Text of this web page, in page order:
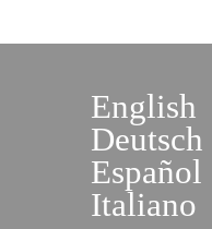
English
Deutsch
Español
Italiano